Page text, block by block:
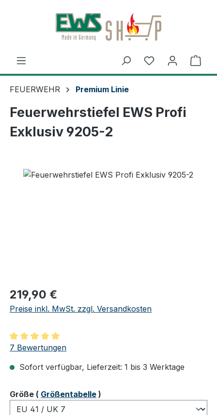
Zum Hauptinhalt springen
FEUERWEHR Premium Linie
Feuerwehrstiefel EWS Profi
Exklusiv 9205-2
Regulärer Preis:
219,90 €
Preise inkl. MwSt. zzgl. Versandkosten
Durchschnittliche Bewertung von 5 von 5 Sternen
7 Bewertungen
Sofort verfügbar, Lieferzeit: 1 bis 3 Werktage
Größeauswählen
( Größentabelle )